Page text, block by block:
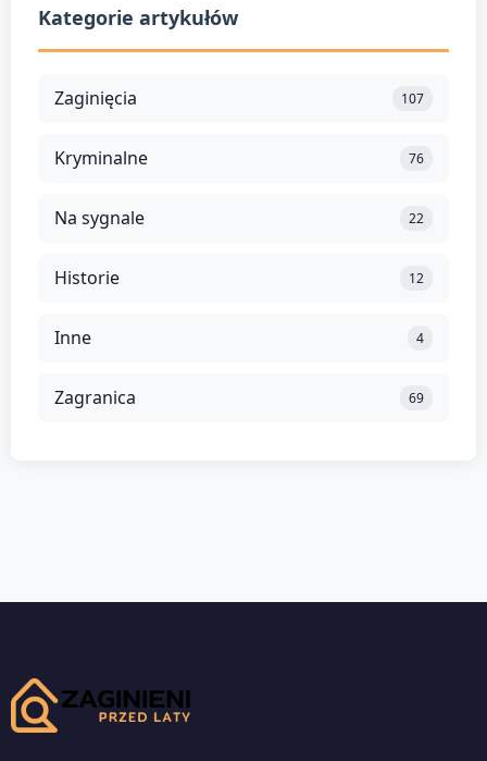
Kategorie artykułów
Zaginięcia 107
Kryminalne 76
Na sygnale 22
Historie 12
Inne 4
Zagranica 69